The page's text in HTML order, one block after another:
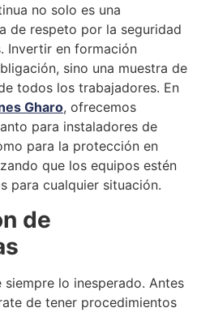
no solo es una
de respeto por la seguridad
Invertir en formación
sino una muestra de
todos los trabajadores. En
Gharo, ofrecemos
para instaladores de
para la protección en
que los equipos estén
para cualquier situación.
de
siempre lo inesperado. Antes
de tener procedimientos